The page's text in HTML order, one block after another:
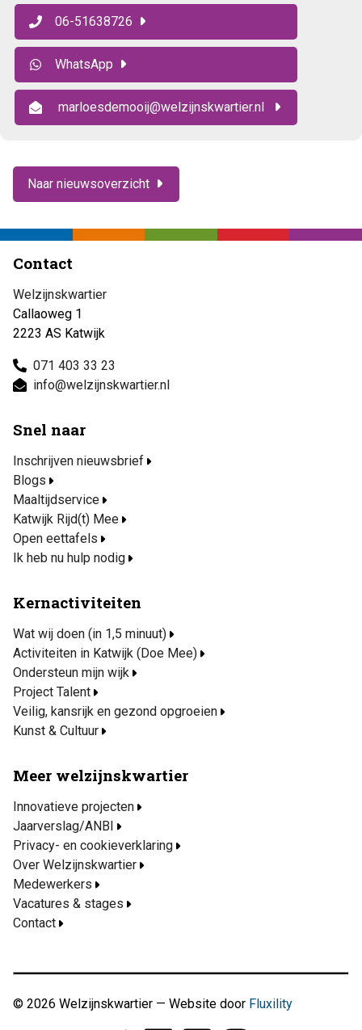
06-51638726
WhatsApp
marloesdemooij@welzijnskwartier.nl
Naar nieuwsoverzicht
Contact
Welzijnskwartier
Callaoweg 1
2223 AS Katwijk
071 403 33 23
info@welzijnskwartier.nl
Snel naar
Inschrijven nieuwsbrief
Blogs
Maaltijdservice
Katwijk Rijd(t) Mee
Open eettafels
Ik heb nu hulp nodig
Kernactiviteiten
Wat wij doen (in 1,5 minuut)
Activiteiten in Katwijk (Doe Mee)
Ondersteun mijn wijk
Project Talent
Veilig, kansrijk en gezond opgroeien
Kunst & Cultuur
Meer welzijnskwartier
Innovatieve projecten
Jaarverslag/ANBI
Privacy- en cookieverklaring
Over Welzijnskwartier
Medewerkers
Vacatures & stages
Contact
© 2026 Welzijnskwartier — Website door Fluxility